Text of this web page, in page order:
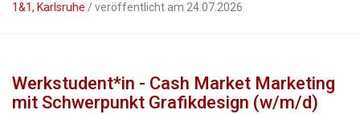
1&1, Karlsruhe / veröffentlicht am 24.07.2026
Werkstudent*in - Cash Market Marketing
mit Schwerpunkt Grafikdesign (w/m/d)